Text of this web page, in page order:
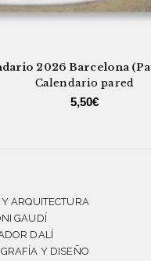
2026 Barcelona
Calendario pared
5,50€
ARQUITECTURA
GAUDÍ
DALÍ
Y DISEÑO